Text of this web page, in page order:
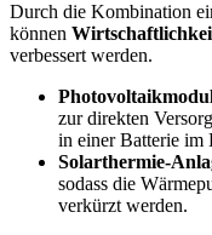
Durch die Kombination
können
verbessert werden.
zur direkten
in einer Batterie im
Solarthermie-
sodass die
verkürzt werden.